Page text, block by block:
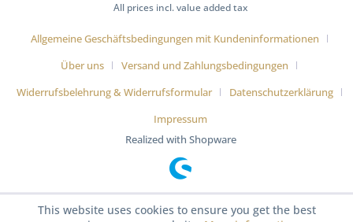
All prices incl. value added tax
Allgemeine Geschäftsbedingungen mit Kundeninformationen
Über uns
Versand und Zahlungsbedingungen
Widerrufsbelehrung & Widerrufsformular
Datenschutzerklärung
Impressum
Realized with Shopware
This website uses cookies to ensure you get the best